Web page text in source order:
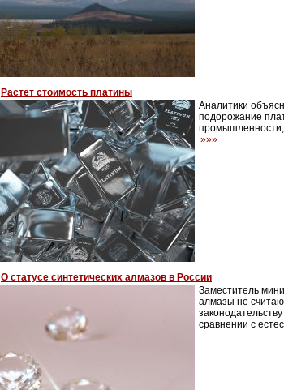
Растет стоимость платины
Аналитики
подорожание
промышленности,
»»»
О статусе синтетических алмазов в России
Заместитель
алмазы не
сравнении с